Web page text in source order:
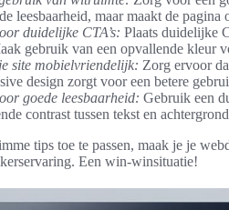
leesbaarheid, maar maakt de
duidelijke CTA’s: Plaats duidelijke
gebruik van een opvallende kleur
site mobielvriendelijk: Zorg ervoor
design zorgt voor een betere
goede leesbaarheid: Gebruik een
contrast tussen tekst en
tips toe te passen, maak je je
Een win-winsituatie!